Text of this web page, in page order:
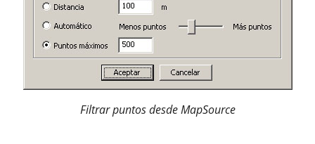
Filtrar puntos desde MapSource